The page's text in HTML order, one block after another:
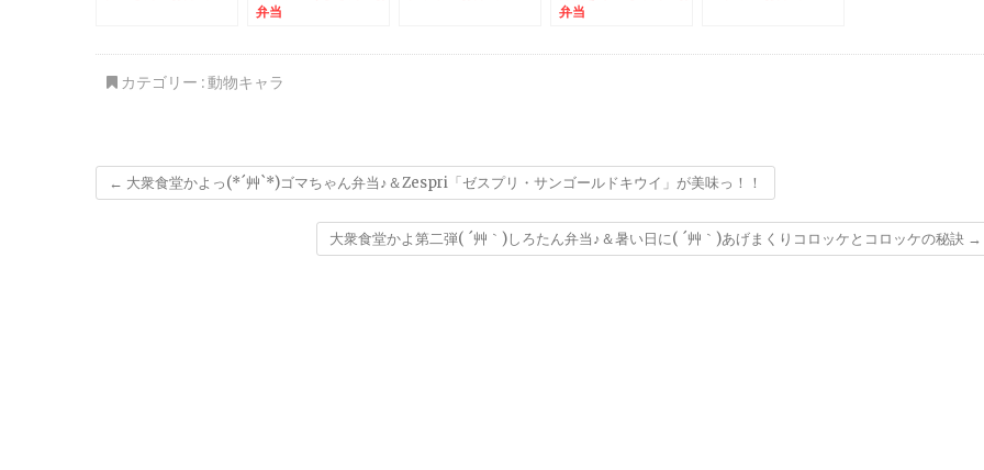
弁当
弁当
カテゴリー :動物キャラ
← 大衆食堂かよっ(*´艸`*)ゴマちゃん弁当♪＆Zespri「ゼスプリ・サンゴールドキウイ」が美味っ！！
大衆食堂かよ第二弾( ´艸｀)しろたん弁当♪＆暑い日に( ´艸｀)あげまくりコロッケとコロッケの秘訣 →